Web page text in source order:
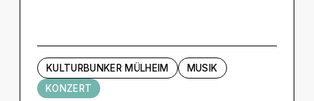
KULTURBUNKER MÜLHEIM
MUSIK
KONZERT